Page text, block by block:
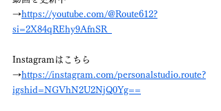
→https://youtube.com/@Route612?
si=2X84qREhy9AfnSR_
Instagramはこちら
→https://instagram.com/personalstudio.route?
igshid=NGVhN2U2NjQ0Yg==